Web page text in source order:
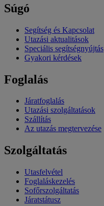
Súgó
Segítség és Kapcsolat
Utazási aktualitások
Speciális segítségnyújtás
Gyakori kérdések
Foglalás
Járatfoglalás
Utazási szolgáltatások
Szállítás
Az utazás megtervezése
Szolgáltatás
Utasfelvétel
Foglaláskezelés
Sofőrszolgáltatás
Járatstátusz